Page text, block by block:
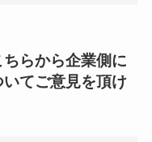
らから企業側に
てご意見を頂け